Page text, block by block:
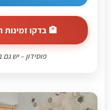
🏨 בדקו זמינות
פוסידון – יש